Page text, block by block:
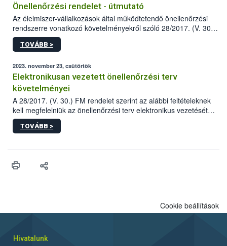
Önellenőrzési rendelet - útmutató
Az élelmiszer-vállalkozások által működtetendő önellenőrzési
rendszerre vonatkozó követelményekről szóló 28/2017. (V. 30.)
FM rendelet (a továbbiakban: rendelet) 2023 novemberi
módosítása komoly változást jelent a közép- és
TOVÁBB >
2023. november 23, csütörtök
Elektronikusan vezetett önellenőrzési terv
követelményei
A 28/2017. (V. 30.) FM rendelet szerint az alábbi feltételeknek
kell megfelelniük az önellenőrzési terv elektronikus vezetését
biztosító informatikai rendszereknek.
TOVÁBB >
Cookie beállítások
Hivatalunk